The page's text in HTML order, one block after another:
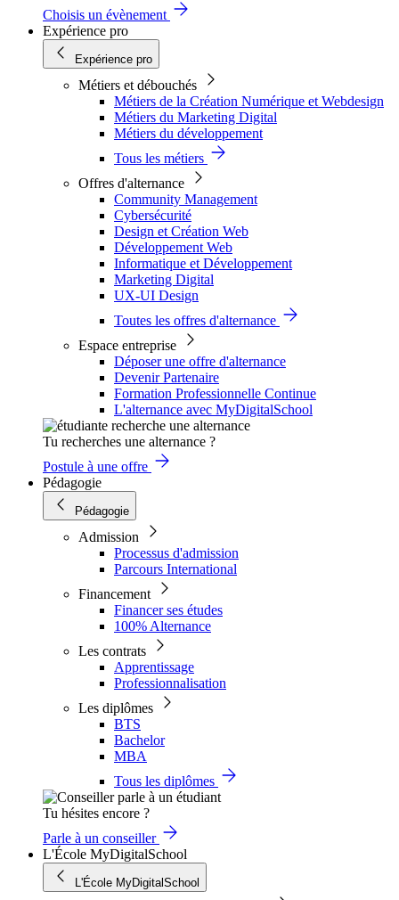
Choisis un évènement
Expérience pro
Expérience pro
Métiers et débouchés
Métiers de la Création Numérique et Webdesign
Métiers du Marketing Digital
Métiers du développement
Tous les métiers
Offres d'alternance
Community Management
Cybersécurité
Design et Création Web
Développement Web
Informatique et Développement
Marketing Digital
UX-UI Design
Toutes les offres d'alternance
Espace entreprise
Déposer une offre d'alternance
Devenir Partenaire
Formation Professionnelle Continue
L'alternance avec MyDigitalSchool
Tu recherches une alternance ?
Postule à une offre
Pédagogie
Pédagogie
Admission
Processus d'admission
Parcours International
Financement
Financer ses études
100% Alternance
Les contrats
Apprentissage
Professionnalisation
Les diplômes
BTS
Bachelor
MBA
Tous les diplômes
Tu hésites encore ?
Parle à un conseiller
L'École MyDigitalSchool
L'École MyDigitalSchool